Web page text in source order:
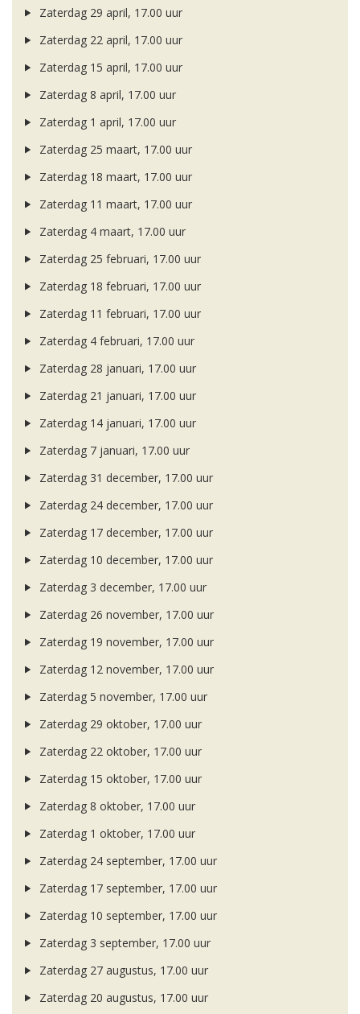
Zaterdag 29 april, 17.00 uur
Zaterdag 22 april, 17.00 uur
Zaterdag 15 april, 17.00 uur
Zaterdag 8 april, 17.00 uur
Zaterdag 1 april, 17.00 uur
Zaterdag 25 maart, 17.00 uur
Zaterdag 18 maart, 17.00 uur
Zaterdag 11 maart, 17.00 uur
Zaterdag 4 maart, 17.00 uur
Zaterdag 25 februari, 17.00 uur
Zaterdag 18 februari, 17.00 uur
Zaterdag 11 februari, 17.00 uur
Zaterdag 4 februari, 17.00 uur
Zaterdag 28 januari, 17.00 uur
Zaterdag 21 januari, 17.00 uur
Zaterdag 14 januari, 17.00 uur
Zaterdag 7 januari, 17.00 uur
Zaterdag 31 december, 17.00 uur
Zaterdag 24 december, 17.00 uur
Zaterdag 17 december, 17.00 uur
Zaterdag 10 december, 17.00 uur
Zaterdag 3 december, 17.00 uur
Zaterdag 26 november, 17.00 uur
Zaterdag 19 november, 17.00 uur
Zaterdag 12 november, 17.00 uur
Zaterdag 5 november, 17.00 uur
Zaterdag 29 oktober, 17.00 uur
Zaterdag 22 oktober, 17.00 uur
Zaterdag 15 oktober, 17.00 uur
Zaterdag 8 oktober, 17.00 uur
Zaterdag 1 oktober, 17.00 uur
Zaterdag 24 september, 17.00 uur
Zaterdag 17 september, 17.00 uur
Zaterdag 10 september, 17.00 uur
Zaterdag 3 september, 17.00 uur
Zaterdag 27 augustus, 17.00 uur
Zaterdag 20 augustus, 17.00 uur